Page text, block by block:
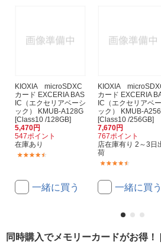
KIOXIA microSDXC
カード EXCERIA BAS
IC（エクセリアベーシ
ック） KMUB-A128G
[Class10 /128GB]
5,470円
547ポイント
在庫あり
一緒に買う
KIOXIA
カード EXCERIA
IC（エクセリアベ
ック） KMUB-
[Class10 /256GB]
7,670円
767ポイント
店在庫有り 2～3日
荷
一緒に買う
同時購入でメモリーカードがお得！